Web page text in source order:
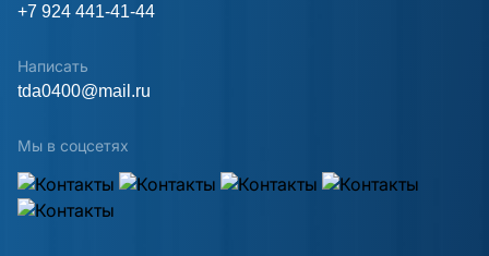
+7 924 441-41-44
Написать
tda0400@mail.ru
Мы в соцсетях